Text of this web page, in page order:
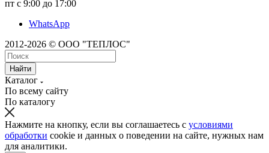
пт с 9:00 до 17:00
WhatsApp
2012-2026 © ООО "ТЕПЛОС"
Найти
Каталог
По всему сайту
По каталогу
Нажмите на кнопку, если вы соглашаетесь с условиями
обработки cookie и данных о поведении на сайте, нужных нам
для аналитики.